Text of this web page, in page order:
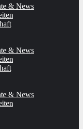
& News
& News
& News